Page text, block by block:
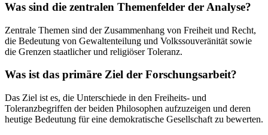
Was sind die zentralen Themenfelder der Analyse?
Zentrale Themen sind der Zusammenhang von Freiheit und Recht,
die Bedeutung von Gewaltenteilung und Volkssouveränität sowie
die Grenzen staatlicher und religiöser Toleranz.
Was ist das primäre Ziel der Forschungsarbeit?
Das Ziel ist es, die Unterschiede in den Freiheits- und
Toleranzbegriffen der beiden Philosophen aufzuzeigen und deren
heutige Bedeutung für eine demokratische Gesellschaft zu bewerten.